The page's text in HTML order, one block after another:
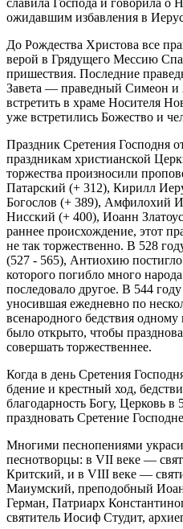
ожидавшим избавления в
До Рождества Христова все
верой в Грядущего Мессию
пришествия. Последние
Завета — праведный Симеон и
встретить в храме Носителя
уже встретились Божество и
Праздник Сретения Господня
праздникам христианской
торжества произносили
Патарский (+ 312), Кирилл
Богослов (+ 389), Амфилохий
Нисский (+ 400), Иоанн
раннее происхождение, этот
не так торжественно. В 528
(527 - 565), Антиохию
которого погибло много
последовало другое. В 544
уносившая ежедневно по
всенародного бедствия
было открыто, чтобы
совершать торжественнее.
Когда в день Сретения
бдение и крестный ход,
благодарность Богу, Церковь в
праздновать Сретение
Многими песнопениями
песнотворцы: в VII веке —
Критский, и в VIII веке —
Маиумский, преподобный
Герман, Патриарх
святитель Иосиф Студит,